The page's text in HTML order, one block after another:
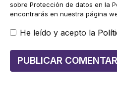
sobre Protección de datos en la
encontrarás en nuestra página
He leído y acepto la